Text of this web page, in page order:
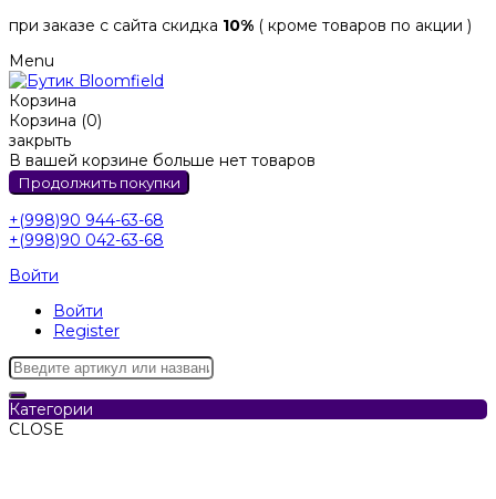
при заказе с сайта скидка 10% ( кроме товаров по акции )
Menu
Корзина
Корзина (0)
закрыть
В вашей корзине больше нет товаров
Продолжить покупки
+(998)90 944-63-68
+(998)90 042-63-68
Войти
Войти
Register
Категории
CLOSE